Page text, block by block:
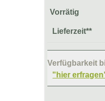
Vorrätig
Lieferzeit**
Verfügbarkeit
"hier